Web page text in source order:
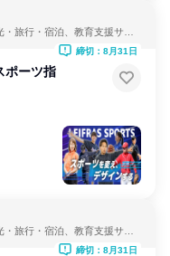
旅行・宿泊、教育支援サー
ポーツ指
締切：8月31日
旅行・宿泊、教育支援サー
締切：8月31日